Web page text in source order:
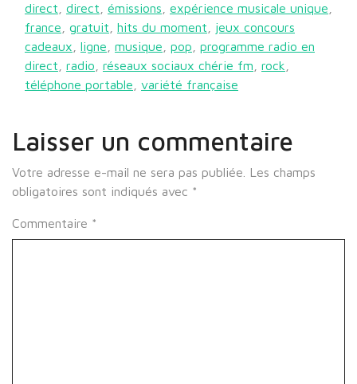
direct
direct émissions expérience musicale unique
france
gratuit hits du moment
jeux concours
cadeaux
ligne musique pop
programme radio en
direct
radio réseaux sociaux chérie fm rock
téléphone portable
variété française
Laisser un commentaire
Votre adresse e-mail ne sera pas publiée.
Les champs
obligatoires sont indiqués avec *
Commentaire *